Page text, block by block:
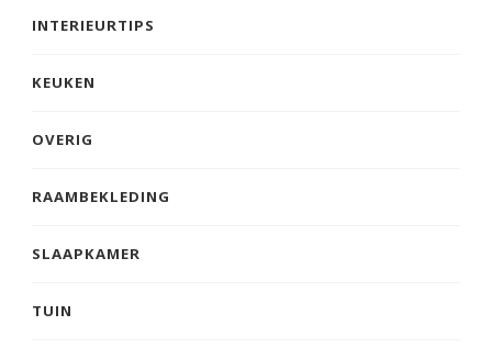
INTERIEURTIPS
KEUKEN
OVERIG
RAAMBEKLEDING
SLAAPKAMER
TUIN